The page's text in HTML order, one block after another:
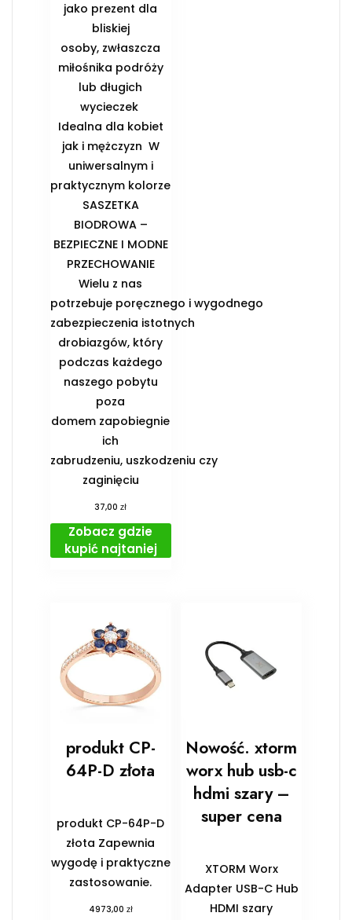
jako prezent dla
bliskiej
osoby, zwłaszcza
miłośnika podróży
lub długich
wycieczek ️
Idealna dla kobiet
jak i mężczyzn ️ W
uniwersalnym i
praktycznym kolorze
️SASZETKA
BIODROWA –
BEZPIECZNE I MODNE
PRZECHOWANIE️
Wielu z nas
potrzebuje poręcznego i wygodnego
zabezpieczenia istotnych
drobiazgów, który
podczas każdego
naszego pobytu
poza
domem zapobiegnie
ich
zabrudzeniu, uszkodzeniu czy
zaginięciu
37,00zł
Zobacz gdzie
kupić najtaniej
produkt CP-
64P-D złota
produkt CP-64P-D
złota Zapewnia
wygodę i praktyczne
zastosowanie.
4973,00 zł
Nowość. xtorm
worx hub usb-c
hdmi szary –
super cena
XTORM Worx
Adapter USB-C Hub
HDMI szary